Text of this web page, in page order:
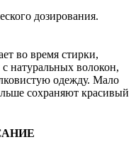
дозирования.
во время стирки,
натуральных волокон,
одежду. Мало
сохраняют красивый